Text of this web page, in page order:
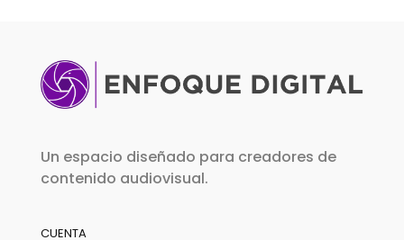
Un espacio diseñado para creadores de
contenido audiovisual.
CUENTA